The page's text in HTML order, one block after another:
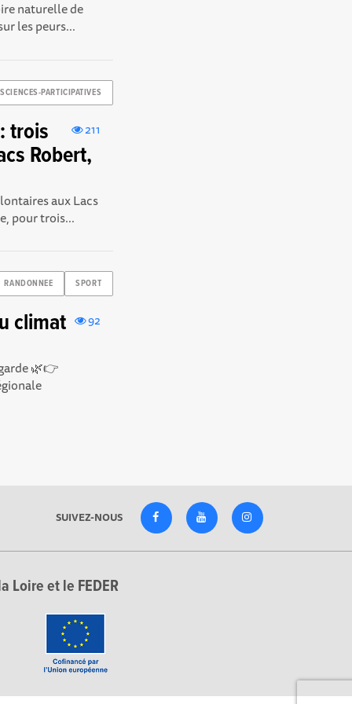
naturelle de
les peurs...
SCIENCES-PARTICIPATIVES
211
trois
Robert,
aux Lacs
pour trois...
RANDONNEE SPORT
92
climat
🌿👉
SUIVEZ-NOUS
Loire et le FEDER